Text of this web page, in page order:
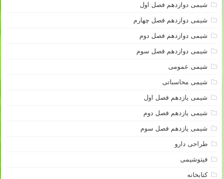
شیمی دوازدهم فصل اول
شیمی دوازدهم فصل چهارم
شیمی دوازدهم فصل دوم
شیمی دوازدهم فصل سوم
شیمی عمومی
شیمی محاسباتی
شیمی یازدهم فصل اول
شیمی یازدهم فصل دوم
شیمی یازدهم فصل سوم
طراحی دارو
فیتوشیمی
کتابخانه